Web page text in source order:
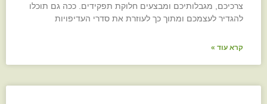
צרכיכם, מגבלותיכם ומבצעים חלוקת תפקידים. ככה גם תוכלו
להגדיר לעצמכם ומתוך כך לעוזרת את סדרי העדיפויות
קרא עוד »